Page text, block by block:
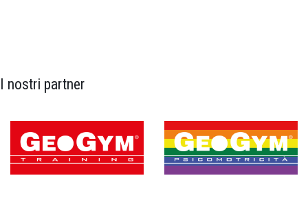
I nostri partner